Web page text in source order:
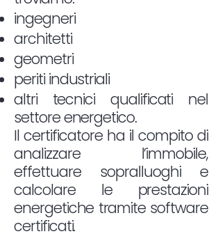
ingegneri
architetti
geometri
periti industriali
altri tecnici qualificati nel
settore energetico.
Il certificatore ha il compito di
analizzare l’immobile,
effettuare sopralluoghi e
calcolare le prestazioni
energetiche tramite software
certificati.